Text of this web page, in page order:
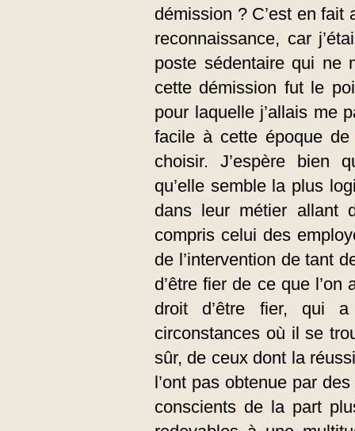
démission ? C’est en
reconnaissance, car
poste sédentaire qui ne
cette démission fut le
pour laquelle j’allais me
facile à cette époque
choisir. J’espère bien
qu’elle semble la plus
dans leur métier allant
compris celui des
de l’intervention de tant
d’être fier de ce que
droit d’être fier, qui
circonstances où il se
sûr, de ceux dont la
l’ont pas obtenue par
conscients de la part